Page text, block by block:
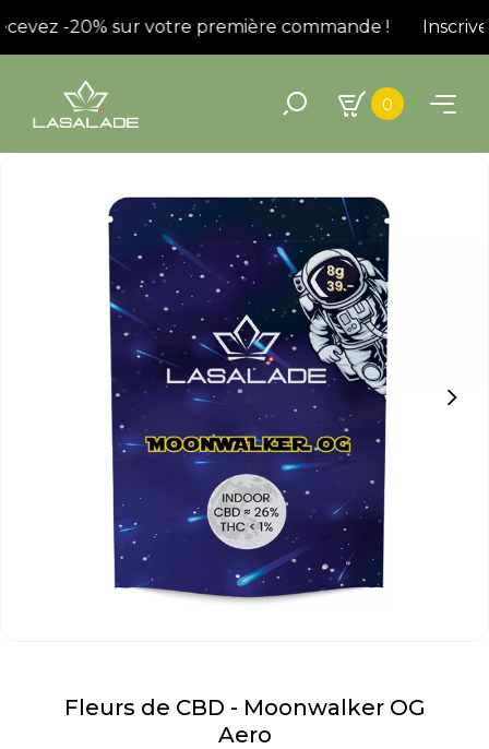
-20% sur votre première commande !
0
Fleurs de CBD - Moonwalker OG
Aero